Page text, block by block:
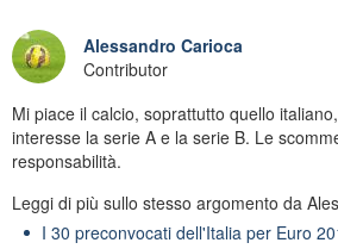
Alessandro Carioca
Contributor
Mi piace il calcio, soprattutto quello
interesse la serie A e la serie B. Le
responsabilità.
Leggi di più sullo stesso argomento da
I 30 preconvocati dell'Italia per Euro